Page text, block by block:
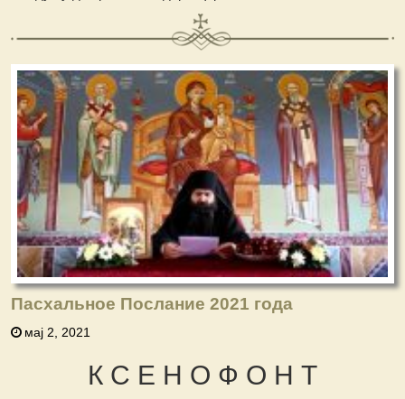
Пасхальное Послание 2021 года
мај 2, 2021
К С Е Н О Ф О Н Т